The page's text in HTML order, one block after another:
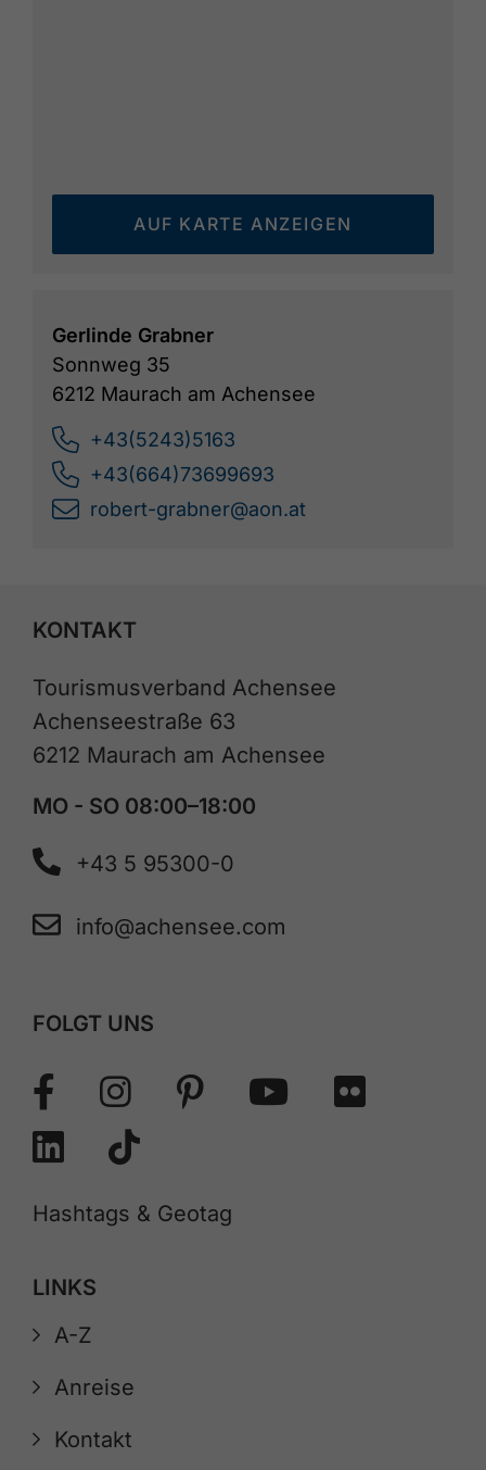
AUF KARTE ANZEIGEN
Gerlinde Grabner
Sonnweg 35
6212 Maurach am Achensee
+43(5243)5163
+43(664)73699693
robert-grabner@aon.at
KONTAKT
Tourismusverband Achensee
Achenseestraße 63
6212 Maurach am Achensee
MO - SO 08:00–18:00
+43 5 95300-0
info@achensee.com
FOLGT UNS
Hashtags & Geotag
LINKS
A-Z
Anreise
Kontakt